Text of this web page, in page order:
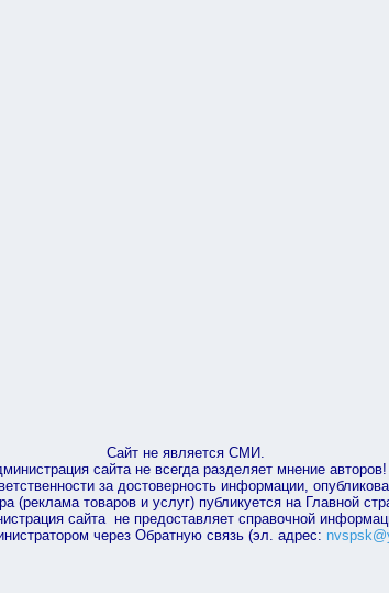
Сайт не является СМИ.
сайта не всегда разделяет мнение авторов!
за достоверность информации,
(реклама товаров и услуг) публикуется на Главной
сайта не предоставляет справочной
через Обратную связь (эл. адрес: